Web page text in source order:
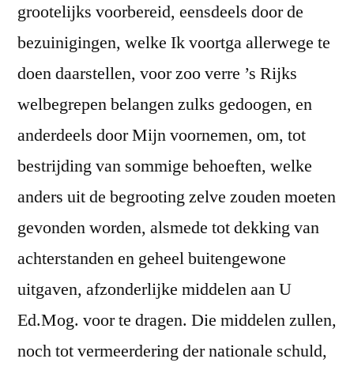
grootelijks voorbereid, eensdeels door de
bezuinigingen, welke Ik voortga allerwege te
doen daarstellen, voor zoo verre ’s Rijks
welbegrepen belangen zulks gedoogen, en
anderdeels door Mijn voornemen, om, tot
bestrijding van sommige behoeften, welke
anders uit de begrooting zelve zouden moeten
gevonden worden, alsmede tot dekking van
achterstanden en geheel buitengewone
uitgaven, afzonderlijke middelen aan U
Ed.Mog. voor te dragen. Die middelen zullen,
noch tot vermeerdering der nationale schuld,